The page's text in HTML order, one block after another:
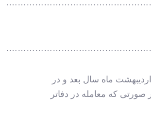
خود را در مورد منافع موضوع ماده (123) این قانون تا آخر اردیبهشت ماه سال بعد و در
صورتی که معامله در دفاتر